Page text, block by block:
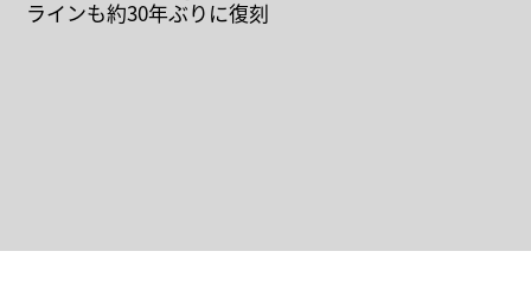
ラインも約30年ぶりに復刻